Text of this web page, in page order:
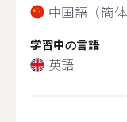
中国語（簡体
学習中の言語
英語